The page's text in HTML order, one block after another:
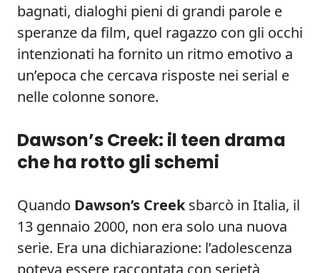
bagnati, dialoghi pieni di grandi parole e
speranze da film, quel ragazzo con gli occhi
intenzionati ha fornito un ritmo emotivo a
un’epoca che cercava risposte nei serial e
nelle colonne sonore.
Dawson’s Creek: il teen drama
che ha rotto gli schemi
Quando Dawson’s Creeksbarcò in Italia, il
13 gennaio 2000, non era solo una nuova
serie. Era una dichiarazione: l’adolescenza
poteva essere raccontata con serietà,